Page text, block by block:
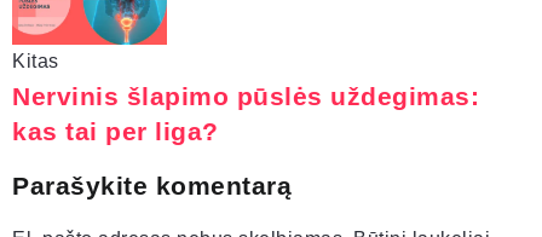
Kitas
Nervinis šlapimo pūslės uždegimas:
kas tai per liga?
Parašykite komentarą